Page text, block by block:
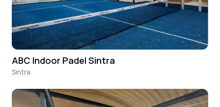
ABC Indoor Padel Sintra
Sintra